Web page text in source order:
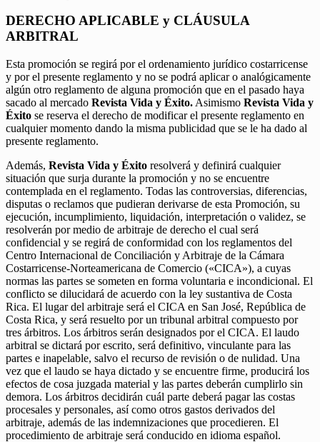
DERECHO APLICABLE y CLÁUSULA
ARBITRAL
Esta promoción se regirá por el ordenamiento jurídico costarricense
y por el presente reglamento y no se podrá aplicar o analógicamente
algún otro reglamento de alguna promoción que en el pasado haya
sacado al mercado Revista Vida y Éxito. Asimismo Revista Vida y
Éxito se reserva el derecho de modificar el presente reglamento en
cualquier momento dando la misma publicidad que se le ha dado al
presente reglamento.
Además, Revista Vida y Éxito resolverá y definirá cualquier
situación que surja durante la promoción y no se encuentre
contemplada en el reglamento. Todas las controversias, diferencias,
disputas o reclamos que pudieran derivarse de esta Promoción, su
ejecución, incumplimiento, liquidación, interpretación o validez, se
resolverán por medio de arbitraje de derecho el cual será
confidencial y se regirá de conformidad con los reglamentos del
Centro Internacional de Conciliación y Arbitraje de la Cámara
Costarricense-Norteamericana de Comercio («CICA»), a cuyas
normas las partes se someten en forma voluntaria e incondicional. El
conflicto se dilucidará de acuerdo con la ley sustantiva de Costa
Rica. El lugar del arbitraje será el CICA en San José, República de
Costa Rica, y será resuelto por un tribunal arbitral compuesto por
tres árbitros. Los árbitros serán designados por el CICA. El laudo
arbitral se dictará por escrito, será definitivo, vinculante para las
partes e inapelable, salvo el recurso de revisión o de nulidad. Una
vez que el laudo se haya dictado y se encuentre firme, producirá los
efectos de cosa juzgada material y las partes deberán cumplirlo sin
demora. Los árbitros decidirán cuál parte deberá pagar las costas
procesales y personales, así como otros gastos derivados del
arbitraje, además de las indemnizaciones que procedieren. El
procedimiento de arbitraje será conducido en idioma español.